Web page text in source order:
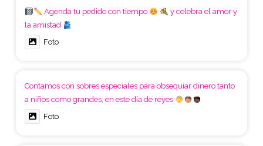
Agenda tu pedido con tiempo
y celebra el amor y
la amistad
Foto
Contamos con sobres especiales para obsequiar dinero tanto
a niños como grandes, en este día de reyes
Foto